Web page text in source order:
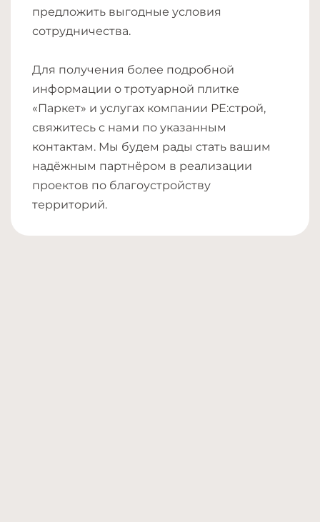
предложить выгодные условия
сотрудничества.
Для получения более подробной
информации о тротуарной плитке
«Паркет» и услугах компании РЕ:строй,
свяжитесь с нами по указанным
контактам. Мы будем рады стать вашим
надёжным партнёром в реализации
проектов по благоустройству
территорий.